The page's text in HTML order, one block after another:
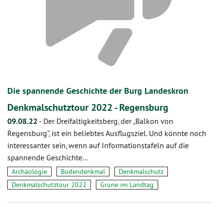
Die spannende Geschichte der Burg Landeskron
Denkmalschutztour 2022 - Regensburg
09.08.22 - Der Dreifaltigkeitsberg, der „Balkon von
Regensburg“, ist ein beliebtes Ausflugsziel. Und könnte noch
interessanter sein, wenn auf Informationstafeln auf die
spannende Geschichte…
Archäologie Bodendenkmal
Denkmalschutz
Denkmalschutztour 2022
Grüne im Landtag